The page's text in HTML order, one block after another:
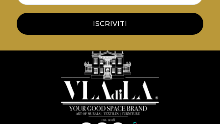
și aspect sofisticat, conceput pentru interioare în
care confortul tactil și eleganța vizuală sunt
esențiale. Realizat din100% poliester
oferă consistență și o prezență vizuală bogată.
Materialul are tratamentWater Repellent
Fire Retardant
, fiind potrivit atât
pentru utilizare rezidențială, cât și pentru proiecte
profesionale de amenajare. Este certificat
șiREACH.
ISCRIVITI